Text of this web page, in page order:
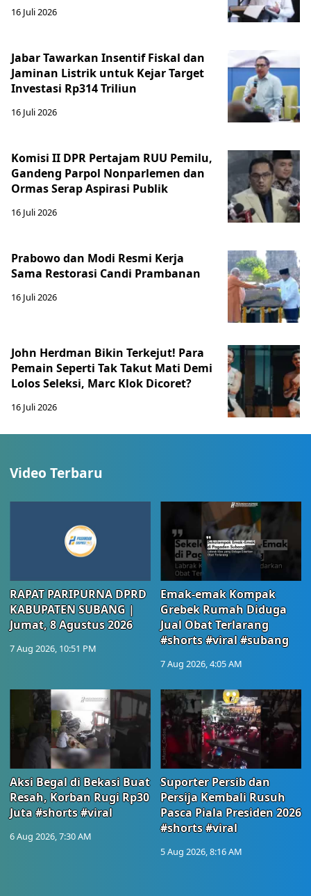
16 Juli 2026
Jabar Tawarkan Insentif Fiskal dan
Jaminan Listrik untuk Kejar Target
Investasi Rp314 Triliun
16 Juli 2026
Komisi II DPR Pertajam RUU Pemilu,
Gandeng Parpol Nonparlemen dan
Ormas Serap Aspirasi Publik
16 Juli 2026
Prabowo dan Modi Resmi Kerja
Sama Restorasi Candi Prambanan
16 Juli 2026
John Herdman Bikin Terkejut! Para
Pemain Seperti Tak Takut Mati Demi
Lolos Seleksi, Marc Klok Dicoret?
16 Juli 2026
Video Terbaru
RAPAT PARIPURNA DPRD
KABUPATEN SUBANG |
Jumat, 8 Agustus 2026
7 Aug 2026, 10:51 PM
Emak-emak Kompak
Grebek Rumah Diduga
Jual Obat Terlarang
#shorts #viral #subang
7 Aug 2026, 4:05 AM
Aksi Begal di Bekasi Buat
Resah, Korban Rugi Rp30
Juta #shorts #viral
6 Aug 2026, 7:30 AM
Suporter Persib dan
Persija Kembali Rusuh
Pasca Piala Presiden 2026
#shorts #viral
5 Aug 2026, 8:16 AM